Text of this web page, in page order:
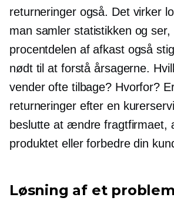
returneringer også. Det virker
man samler statistikken og ser,
procentdelen af ​​afkast også
nødt til at forstå årsagerne.
vender ofte tilbage? Hvorfor?
returneringer efter en
beslutte at ændre fragtfirmaet,
produktet eller forbedre din
Løsning af et problem